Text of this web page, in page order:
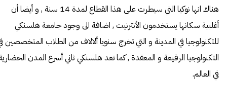
هناك انها نوكيا التي سيطرت على هذا القطاع لمدة 14 سنة , و أيضا أن
أغلبية سكانها يستخدمون الأنترنيت , اضافة الى وجود جامعة هلسنكي
للتكنولوجيا في المدينة و التي تخرج سنويا ألالاف من الطلاب المتخصصين
التكنولوجيا الرفيعة و المعقدة , كما تعد هلسنكي ثاني أسرع المدن
في العالم.